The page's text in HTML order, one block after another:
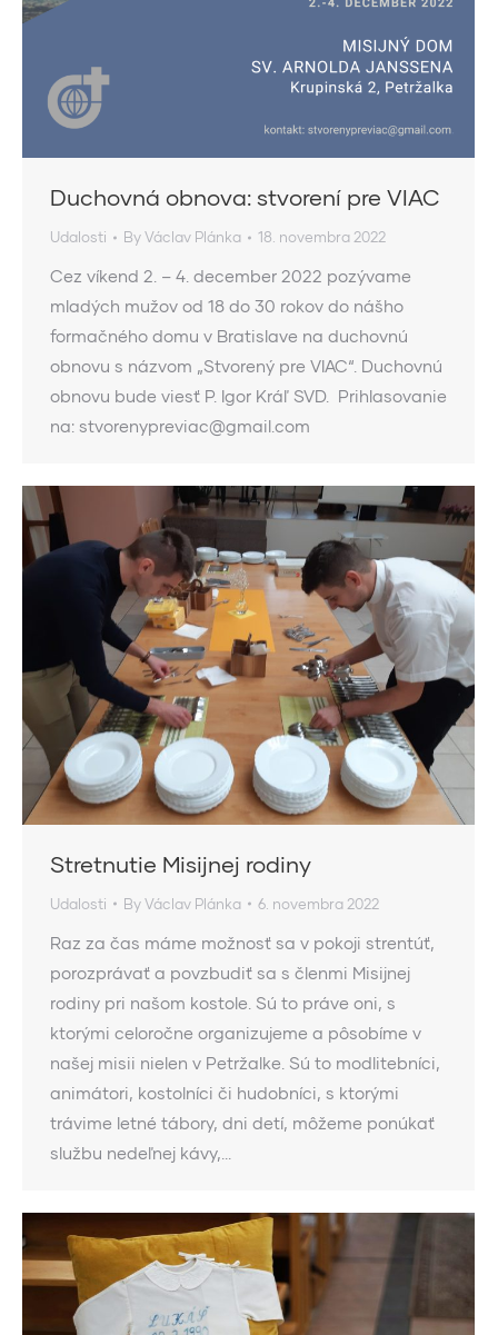
Duchovná obnova: stvorení pre VIAC
Udalosti ByVáclav Plánka 18. novembra 2022
Cez víkend 2. – 4. december 2022 pozývame
mladých mužov od 18 do 30 rokov do nášho
formačného domu v Bratislave na duchovnú
obnovu s názvom „Stvorený pre VIAC“. Duchovnú
obnovu bude viesť P. Igor Kráľ SVD. Prihlasovanie
na: stvorenypreviac@gmail.com
Stretnutie Misijnej rodiny
Udalosti ByVáclav Plánka 6. novembra 2022
Raz za čas máme možnosť sa v pokoji strentúť,
porozprávať a povzbudiť sa s členmi Misijnej
rodiny pri našom kostole. Sú to práve oni, s
ktorými celoročne organizujeme a pôsobíme v
našej misii nielen v Petržalke. Sú to modlitebníci,
animátori, kostolníci či hudobníci, s ktorými
trávime letné tábory, dni detí, môžeme ponúkať
službu nedeľnej kávy,…